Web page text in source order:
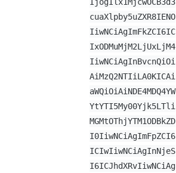
cuaXlpby5uZXR8IENO
IiwNCiAgImFkZCI6IC
IxODMuMjM2LjUxLjM4
IiwNCiAgInBvcnQiOi
AiMzQ2NTIiLA0KICAi
aWQiOiAiNDE4MDQ4YW
YtYTI5My00Yjk5LTli
MGMtOThjYTM1ODBkZD
I0IiwNCiAgImFpZCI6
ICIwIiwNCiAgInNjeS
I6ICJhdXRvIiwNCiAg